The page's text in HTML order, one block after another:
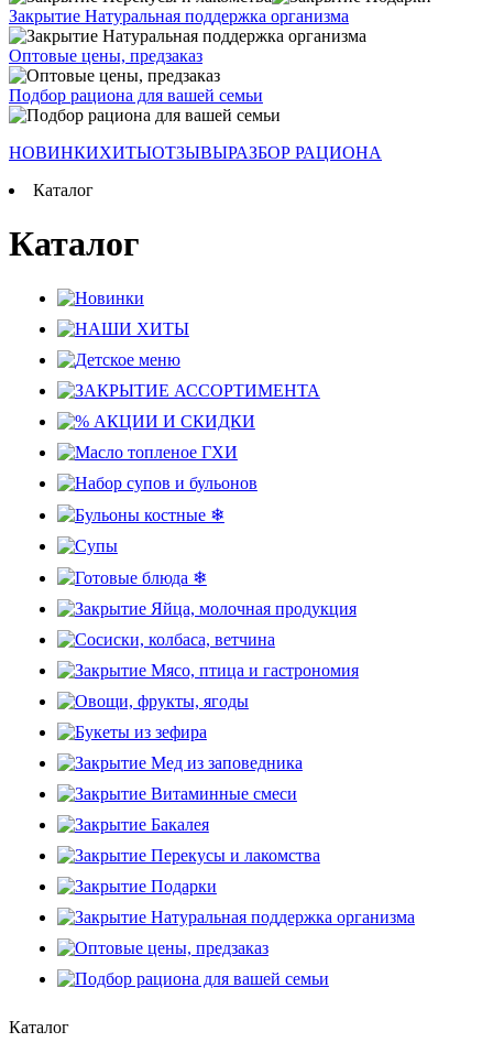
Закрытие Натуральная поддержка организма
Оптовые цены, предзаказ
Подбор рациона для вашей семьи
НОВИНКИХИТЫОТЗЫВЫРАЗБОР РАЦИОНА
Каталог
Каталог
Каталог